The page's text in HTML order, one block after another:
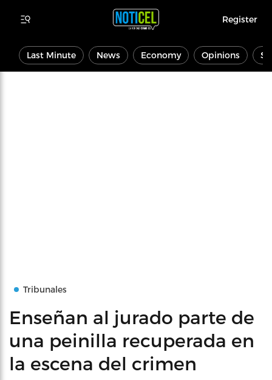
Register
Last Minute News Economy Opinions
Tribunales
Enseñan al jurado parte de
una peinilla recuperada en
la escena del crimen